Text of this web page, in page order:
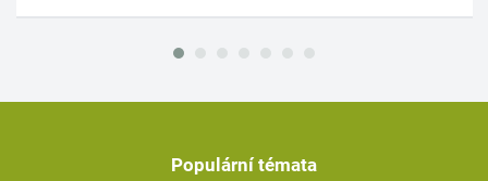
Populární témata